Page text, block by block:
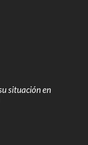
situación en